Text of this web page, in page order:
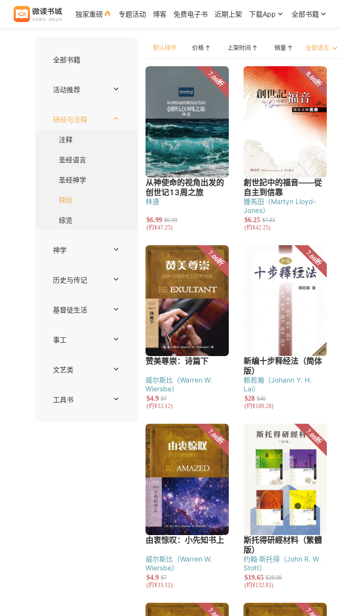
独家重磅 专题活动 博客 免费电子书 近期上架 下载App 全部书籍
全部书籍
独家好书
作者推荐——约翰·派博（John Piper）
注释书专区
编辑推荐
近期上架
免费电子书
套装优惠
研经与注释
注释
圣经语言
圣经神学
释经
综览
神学
世界基督教与宣教研究
护教与文化研究
教牧神学
系统神学
历史神学
历史与传记
传记
主题研究
华人教会史
现当代
通史
宗教改革
中世纪
基督徒生活
社会责任
崇拜、音乐与艺术
辅导
教会治理
讲道
基督教教育
小组与团契
门徒造就
福音布道
文艺类
儿童
青少年
诗歌
小说
工具书
默认排序 价格 上架时间 销量
林遵
鍾馬田（Martyn Lloyd-
Jones）
威尔斯比（Warren W.
Wiersbe）
赖若瀚（Johann Y. H.
Lai）
威尔斯比（Warren W.
Wiersbe）
约翰·斯托得（John R. W.
Stott）